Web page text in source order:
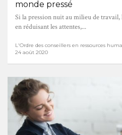
monde pressé
Si la pression nuit au milieu de travail,
en réduisant les attentes,...
L'Ordre des conseillers en ressources
24 août 2020